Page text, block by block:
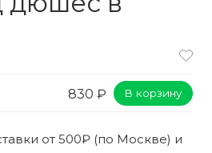
830 ₽ В корзину
от 500₽ (по Москве) и